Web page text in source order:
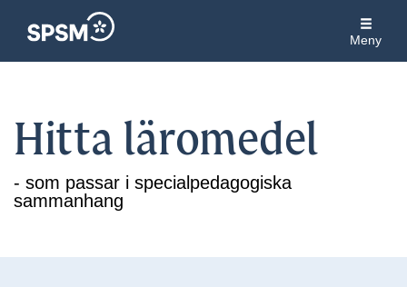
Meny
Hitta läromedel
- som passar i specialpedagogiska
sammanhang